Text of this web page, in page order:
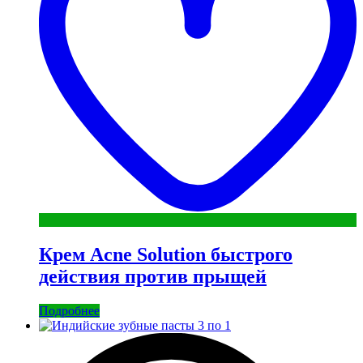
Крем Acne Solution быстрого
действия против прыщей
Подробнее